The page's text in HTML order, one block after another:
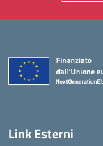
Link Esterni